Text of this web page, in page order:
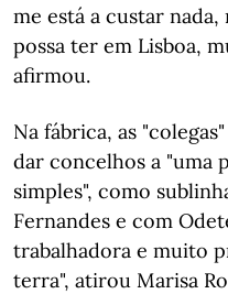
me está a custar
possa ter em Lisboa,
afirmou.
Na fábrica, as
dar concelhos a "uma
simples", como
Fernandes e com
trabalhadora e muito
terra", atirou Marisa